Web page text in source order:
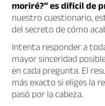
moriré?” es difícil de
nuestro cuestionario,
del secreto de cómo
Intenta responder a
mayor sinceridad
en cada pregunta. El
más exacto si eliges la
pasó por la cabeza.